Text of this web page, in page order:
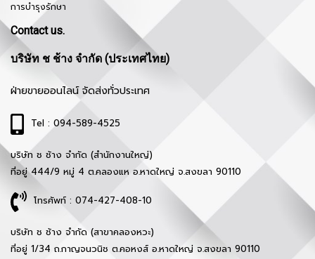
การบำรุงรักษา
Contact us.
บริษัท ช ช้าง จำกัด (ประเทศไทย)
ฝ่ายขายออนไลน์ จัดส่งทั่วประเทศ
Tel : 094-589-4525
บริษัท ช ช้าง จำกัด (สำนักงานใหญ่)
ที่อยู่ 444/9 หมู่ 4 ต.คลองแห อ.หาดใหญ่ จ.สงขลา 90110
โทรศัพท์ : 074-427-408-10
บริษัท ช ช้าง จำกัด (สาขาคลองหวะ)
ที่อยู่ 1/34 ถ.กาญจนวนิช ต.คอหงส์ อ.หาดใหญ่ จ.สงขลา 90110